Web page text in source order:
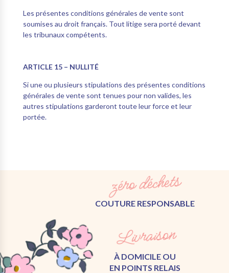
Les présentes conditions générales de vente sont
soumises au droit français. Tout litige sera porté devant
les tribunaux compétents.
ARTICLE 15 – NULLITÉ
Si une ou plusieurs stipulations des présentes conditions
générales de vente sont tenues pour non valides, les
autres stipulations garderont toute leur force et leur
portée.
zéro déchets
COUTURE RESPONSABLE
Livraison
À DOMICILE OU
EN POINTS RELAIS